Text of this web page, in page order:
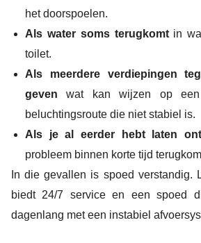
het doorspoelen.
Als water soms terugkomtin
toilet.
Als meerdere verdiepingen
geven wat kan wijzen op een
beluchtingsroute die niet stabiel is.
Als je al eerder hebt laten
probleem binnen korte tijd
In die gevallen is spoed verstandig.
biedt 24/7 service en een spoed
dagenlang met een instabiel